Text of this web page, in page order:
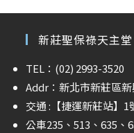
新莊聖保祿天主堂
TEL：(02) 2993-3520
Addr：新北市新莊區
交通 : 【捷運新莊站】 1
公車235、513、635、